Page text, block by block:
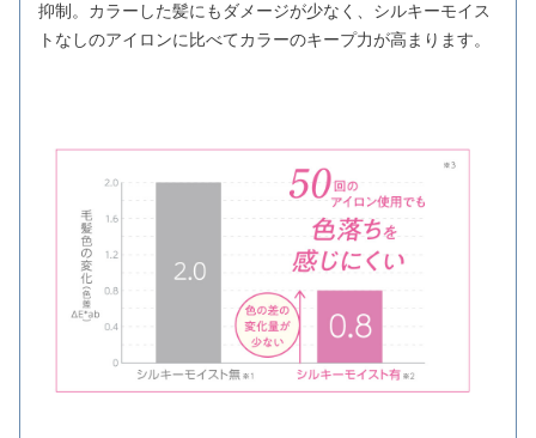
抑制。カラーした髪にもダメージが少なく、シルキーモイス
トなしのアイロンに比べてカラーのキープ力が高まります。